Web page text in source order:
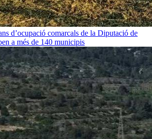
d’ocupació comarcals de la Diputació de
a més de 140 municipis